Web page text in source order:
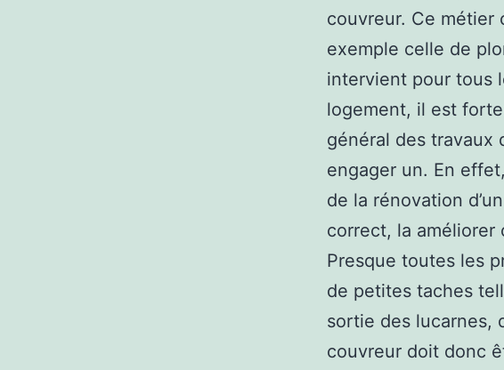
couvreur. Ce métier
exemple celle de
intervient pour tous
logement, il est
général des travaux
engager un. En
de la rénovation
correct, la améliorer
Presque toutes les
de petites taches
sortie des lucarnes,
couvreur doit donc